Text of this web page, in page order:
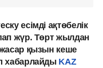
есімді ақтөбелік
жүр. Төрт жылдан
қызын кеше
хабарлайды KAZ